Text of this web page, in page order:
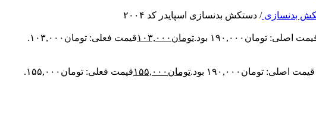
بدنسازی/ دستکش بدنسازی اسپایدر کد ۲۰۰۴
اصلی: تومان۱۹۰,۰۰۰ بود. تومان ۱۰۳,۰۰۰قیمت فعلی: تومان۱۰۳,۰۰۰.
قیمت اصلی: تومان۱۹۰,۰۰۰ بود. تومان ۱۵۵,۰۰۰قیمت فعلی: تومان۱۵۵,۰۰۰.